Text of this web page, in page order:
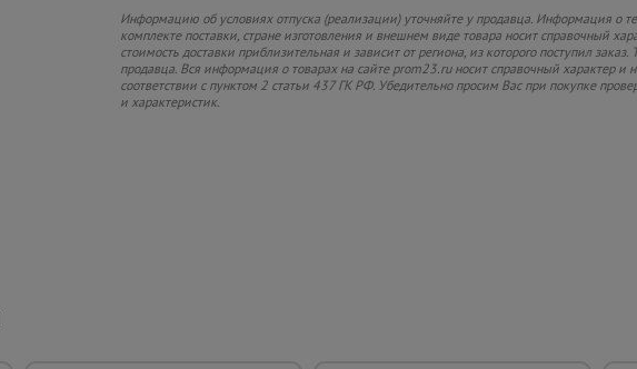
Информацию об условиях отпуска (реализации) уточняйте у продавца. Информация о
комплекте поставки, стране изготовления и внешнем виде товара носит справочный
стоимость доставки приблизительная и зависит от региона, из которого поступил
продавца. Вся информация о товарах на сайте prom23.ru носит справочный характер и
соответствии с пунктом 2 статьи 437 ГК РФ. Убедительно просим Вас при покупке
и характеристик.